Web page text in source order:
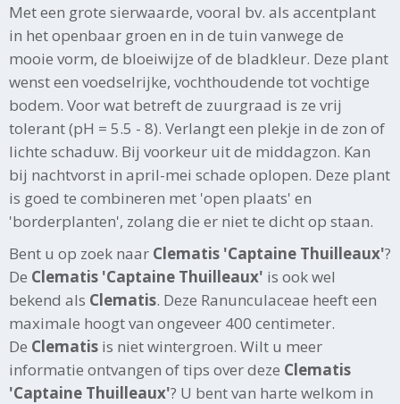
Met een grote sierwaarde, vooral bv. als accentplant
in het openbaar groen en in de tuin vanwege de
mooie vorm, de bloeiwijze of de bladkleur. Deze plant
wenst een voedselrijke, vochthoudende tot vochtige
bodem. Voor wat betreft de zuurgraad is ze vrij
tolerant (pH = 5.5 - 8). Verlangt een plekje in de zon of
lichte schaduw. Bij voorkeur uit de middagzon. Kan
bij nachtvorst in april-mei schade oplopen. Deze plant
is goed te combineren met 'open plaats' en
'borderplanten', zolang die er niet te dicht op staan.
Bent u op zoek naar Clematis 'Captaine Thuilleaux'?
De Clematis 'Captaine Thuilleaux' is ook wel
bekend als Clematis. Deze Ranunculaceae heeft een
maximale hoogt van ongeveer 400 centimeter.
De Clematis is niet wintergroen. Wilt u meer
informatie ontvangen of tips over deze Clematis
'Captaine Thuilleaux'? U bent van harte welkom in